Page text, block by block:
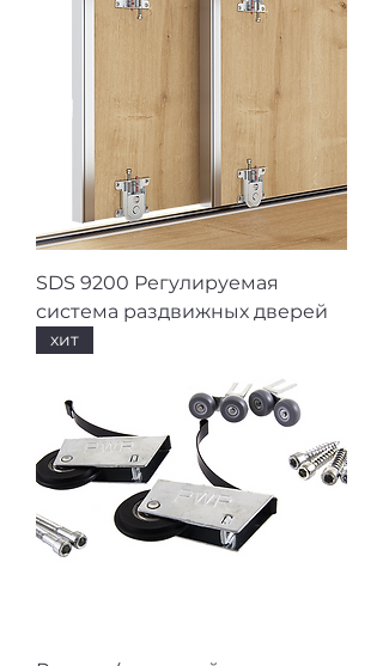
SDS 9200 Регулируемая
система раздвижных дверей
хит